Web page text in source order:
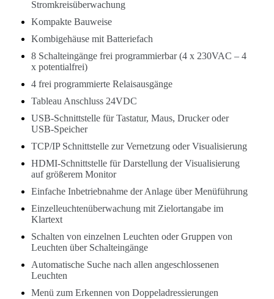
Stromkreisüberwachung
Kompakte Bauweise
Kombigehäuse mit Batteriefach
8 Schalteingänge frei programmierbar (4 x 230VAC – 4
x potentialfrei)
4 frei programmierte Relaisausgänge
Tableau Anschluss 24VDC
USB-Schnittstelle für Tastatur, Maus, Drucker oder
USB-Speicher
TCP/IP Schnittstelle zur Vernetzung oder Visualisierung
HDMI-Schnittstelle für Darstellung der Visualisierung
auf größerem Monitor
Einfache Inbetriebnahme der Anlage über Menüführung
Einzelleuchtenüberwachung mit Zielortangabe im
Klartext
Schalten von einzelnen Leuchten oder Gruppen von
Leuchten über Schalteingänge
Automatische Suche nach allen angeschlossenen
Leuchten
Menü zum Erkennen von Doppeladressierungen